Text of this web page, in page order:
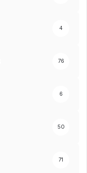
4
76
6
50
71